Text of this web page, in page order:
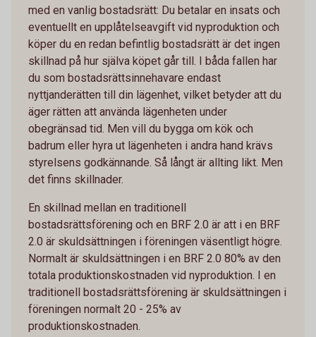
med en vanlig bostadsrätt: Du betalar en insats och
eventuellt en upplåtelseavgift vid nyproduktion och
köper du en redan befintlig bostadsrätt är det ingen
skillnad på hur själva köpet går till. I båda fallen har
du som bostadsrättsinnehavare endast
nyttjanderätten till din lägenhet, vilket betyder att du
äger rätten att använda lägenheten under
obegränsad tid. Men vill du bygga om kök och
badrum eller hyra ut lägenheten i andra hand krävs
styrelsens godkännande. Så långt är allting likt. Men
det finns skillnader.
En skillnad mellan en traditionell
bostadsrättsförening och en BRF 2.0 är att i en BRF
2.0 är skuldsättningen i föreningen väsentligt högre.
Normalt är skuldsättningen i en BRF 2.0 80% av den
totala produktionskostnaden vid nyproduktion. I en
traditionell bostadsrättsförening är skuldsättningen i
föreningen normalt 20 - 25% av
produktionskostnaden.